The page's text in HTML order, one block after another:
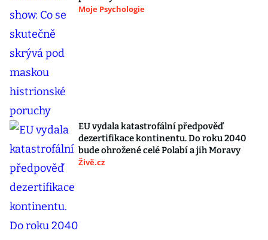
Moje Psychologie
EU vydala katastrofální předpověď
dezertifikace kontinentu. Do roku 2040
bude ohrožené celé Polabí a jih Moravy
Živě.cz